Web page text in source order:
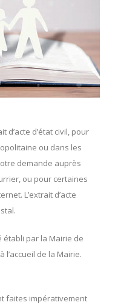
d’acte d’état civil, pour
ou dans les
demande auprès
ou pour certaines
L’extrait d’acte
établi par la Mairie de
l’accueil de la Mairie.
faites impérativement